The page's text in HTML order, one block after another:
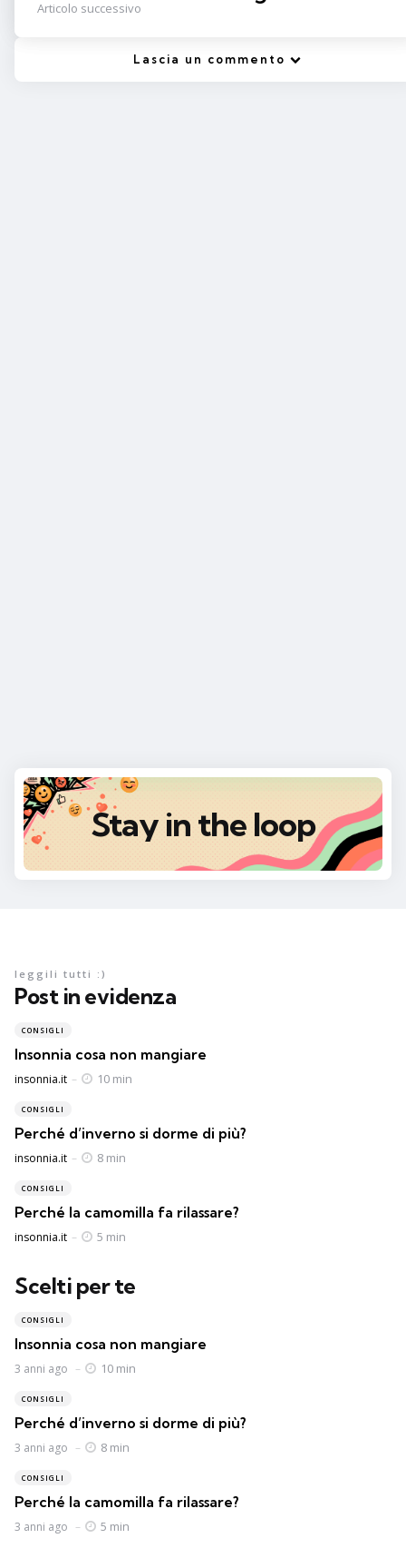
Articolo successivo
Lascia un commento
Stay in the loop
Post in evidenza
leggili tutti :)
CONSIGLI
Insonnia cosa non mangiare
Posted
insonnia.it 10 min
CONSIGLI
Perché d’inverno si dorme di più?
Posted
insonnia.it 8 min
CONSIGLI
Perché la camomilla fa rilassare?
Posted
insonnia.it 5 min
Scelti per te
CONSIGLI
Insonnia cosa non mangiare
3 anni ago 10 min
CONSIGLI
Perché d’inverno si dorme di più?
3 anni ago 8 min
CONSIGLI
Perché la camomilla fa rilassare?
3 anni ago 5 min